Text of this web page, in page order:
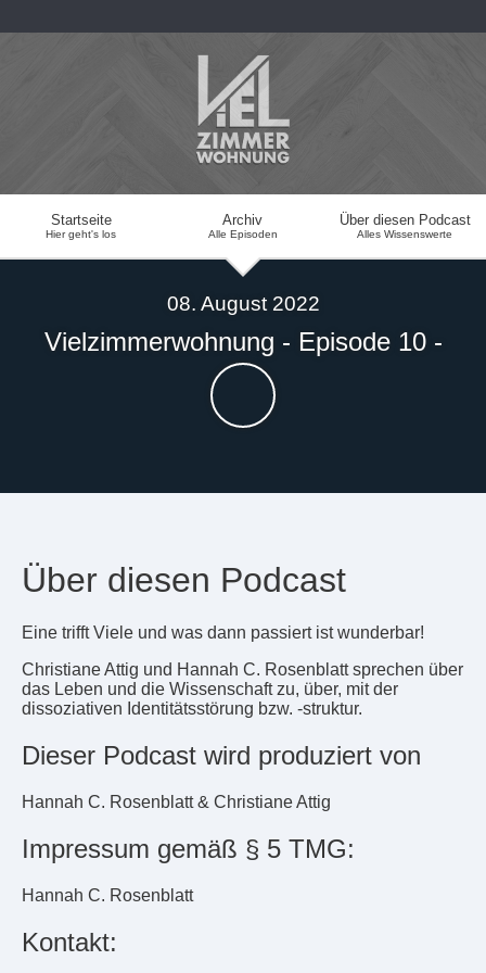
Startseite
Hier geht's los
Archiv
Alle Episoden
Über diesen Podcast
Alles Wissenswerte
08. August 2022
Vielzimmerwohnung - Episode 10 -
Über diesen Podcast
Eine trifft Viele und was dann passiert ist wunderbar!
Christiane Attig und Hannah C. Rosenblatt sprechen über
das Leben und die Wissenschaft zu, über, mit der
dissoziativen Identitätsstörung bzw. -struktur.
Dieser Podcast wird produziert von
Hannah C. Rosenblatt & Christiane Attig
Impressum gemäß § 5 TMG:
Hannah C. Rosenblatt
Kontakt: